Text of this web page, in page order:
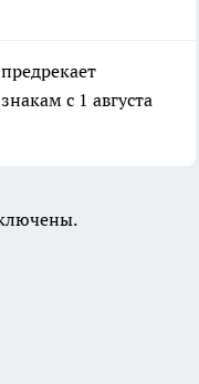
с 1 августа